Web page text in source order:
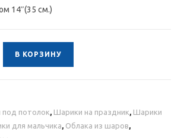
14″(35 см.)
В КОРЗИНУ
потолок, Шарики на праздник, Шарики
для мальчика, Облака из шаров,